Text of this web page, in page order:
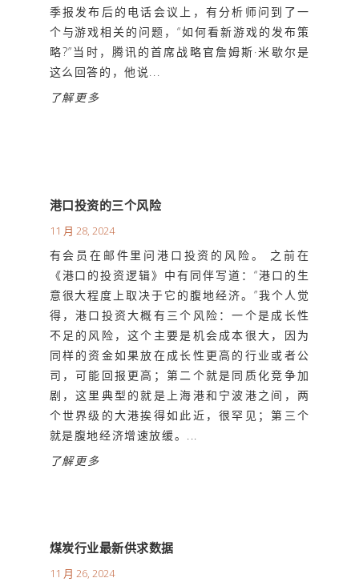
季报发布后的电话会议上，有分析师问到了一
个与游戏相关的问题，“如何看新游戏的发布策
略?”当时，腾讯的首席战略官詹姆斯·米歇尔是
这么回答的，他说...
了解更多
港口投资的三个风险
11 月 28, 2024
有会员在邮件里问港口投资的风险。 之前在
《港口的投资逻辑》中有同伴写道：“港口的生
意很大程度上取决于它的腹地经济。”我个人觉
得，港口投资大概有三个风险：一个是成长性
不足的风险，这个主要是机会成本很大，因为
同样的资金如果放在成长性更高的行业或者公
司，可能回报更高；第二个就是同质化竞争加
剧，这里典型的就是上海港和宁波港之间，两
个世界级的大港挨得如此近，很罕见；第三个
就是腹地经济增速放缓。...
了解更多
煤炭行业最新供求数据
11 月 26, 2024